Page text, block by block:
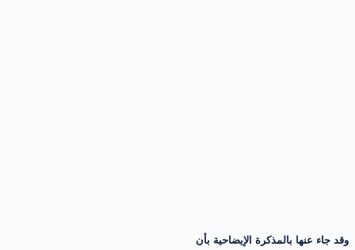
وقد جاء عنها بالمذكرة الإيضاحية بأن